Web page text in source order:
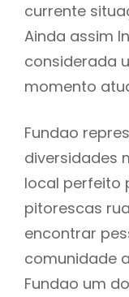
currente
Ainda assim
considerada
momento
Fundao
diversidades
local perfeito
pitorescas
encontrar
comunidade
Fundao um